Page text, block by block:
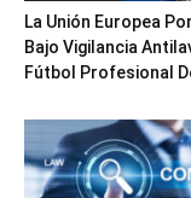
La Unión Europea
Bajo Vigilancia
Fútbol Profesional